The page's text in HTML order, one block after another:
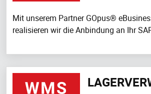
Mit unserem Partner GOpus®
realisieren wir die Anbindung an Ihr